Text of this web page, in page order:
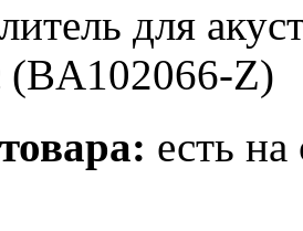
для
(BA102066-Z)
есть на